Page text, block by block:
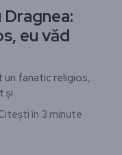
eu văd
un fanatic religios,
şi
în 3 minute